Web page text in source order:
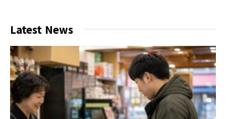
Latest News